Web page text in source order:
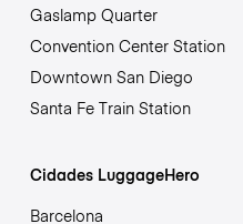
Gaslamp Quarter
Convention Center Station
Downtown San Diego
Santa Fe Train Station
Cidades LuggageHero
Barcelona